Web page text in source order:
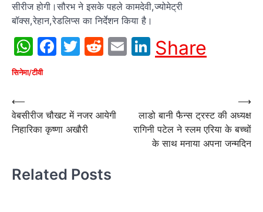
सीरीज होगी।सौरभ ने इसके पहले कामदेवी,ज्योमेट्री
बॉक्स,रेहान,रेडलिप्स का निर्देशन किया है।
WhatsApp
Facebook
Twitter
Reddit
EmailLinkedIn
Share
सिनेमा/टीवी
Post
navigation
⟵
वेबसीरीज चौखट में नजर आयेगी
निहारिका कृष्णा अखौरी
लाडो बानी फैन्स ट्रस्ट की अध्यक्ष
रागिनी पटेल ने स्लम एरिया के बच्चों
के साथ मनाया अपना जन्मदिन
⟶
Related Posts